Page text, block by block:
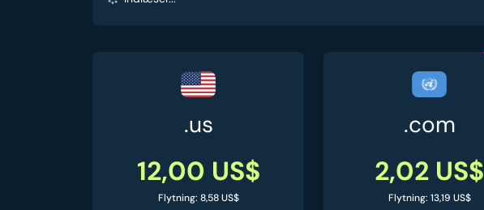
.us
12,00 US$
Flytning: 8,58 US$
.com
2,02 US$
Flytning: 13,19 US$